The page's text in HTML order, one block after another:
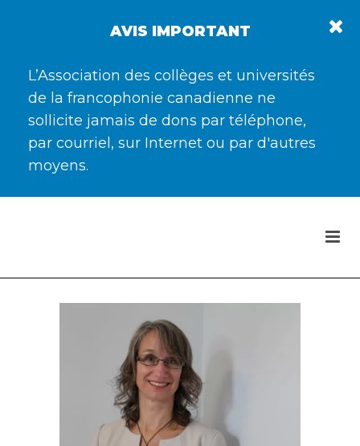
AVIS IMPORTANT
L’Association des collèges et universités
de la francophonie canadienne ne
sollicite jamais de dons par téléphone,
par courriel, sur Internet ou par d'autres
moyens.